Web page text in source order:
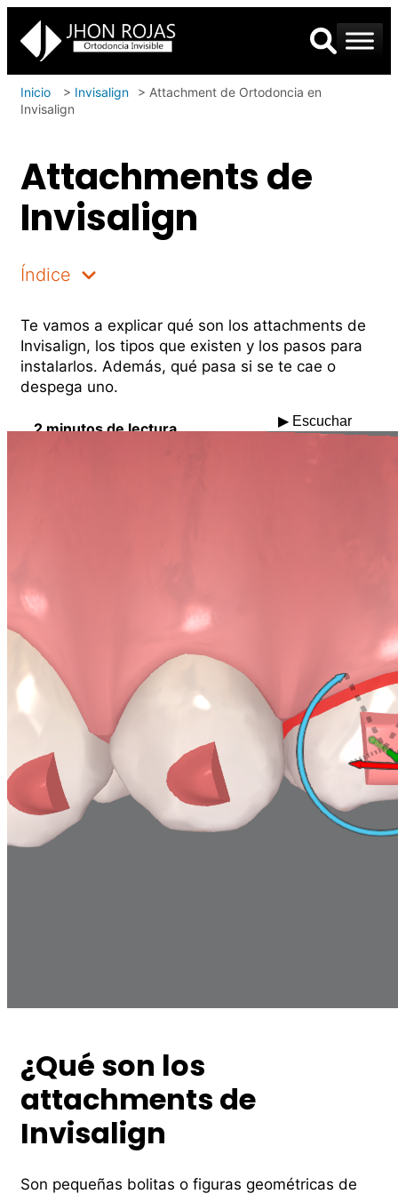
Inicio > Invisalign > Attachment de Ortodoncia en
Invisalign
Attachments de
Invisalign
Índice
Te vamos a explicar qué son los attachments de
Invisalign, los tipos que existen y los pasos para
instalarlos. Además, qué pasa si se te cae o
despega uno.
2 minutos de lectura ▶ Escuchar
¿Qué son los
attachments de
Invisalign
Son pequeñas bolitas o figuras geométricas de